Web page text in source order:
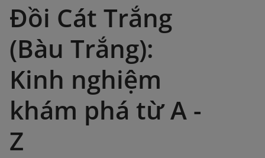
Đồi Cát Trắng
(Bàu Trắng):
Kinh nghiệm
khám phá từ A -
Z